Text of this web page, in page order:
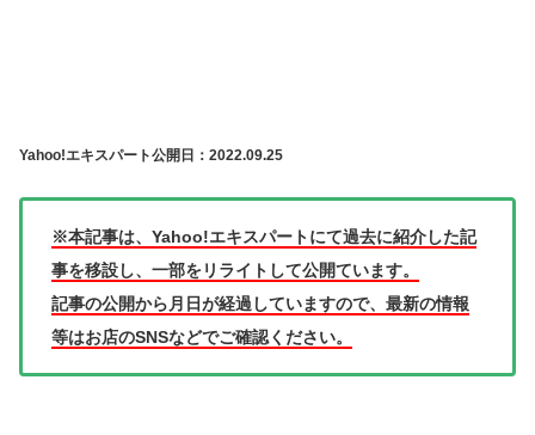
Yahoo!エキスパート公開日：2022.09.25
※本記事は、Yahoo!エキスパートにて過去に紹介した記
事を移設し、一部をリライトして公開ています。
記事の公開から月日が経過していますので、最新の情報
等はお店のSNSなどでご確認ください。